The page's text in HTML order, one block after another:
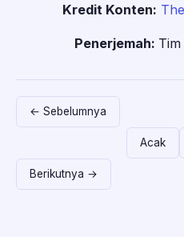
Kredit Konten:
Penerjemah:
← Sebelumnya
Acak
Berikutnya →